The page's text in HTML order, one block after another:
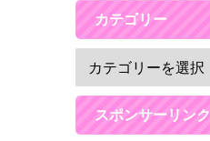
カテゴリー
スポンサーリンク